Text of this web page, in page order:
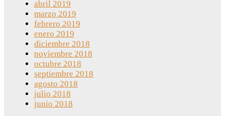
abril 2019
marzo 2019
febrero 2019
enero 2019
diciembre 2018
noviembre 2018
octubre 2018
septiembre 2018
agosto 2018
julio 2018
junio 2018